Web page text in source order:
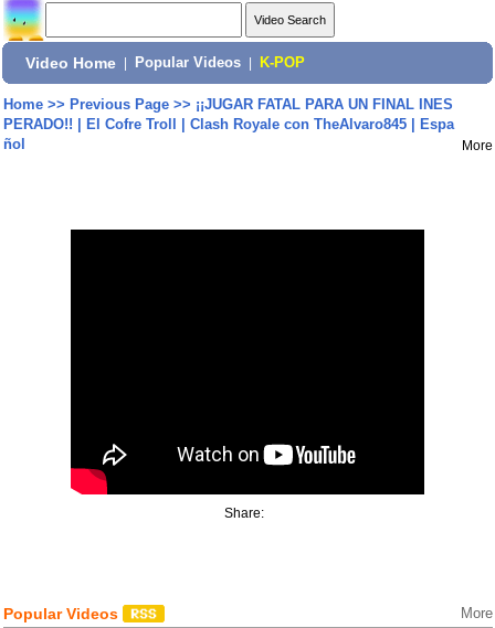
Video Home Popular Videos K-POP
Home>> Previous Page>> ¡¡JUGAR FATAL PARA UN FINAL INES
PERADO!! | El Cofre Troll | Clash Royale con TheAlvaro845 | Espa
ñol
More
Share:
Popular Videos More